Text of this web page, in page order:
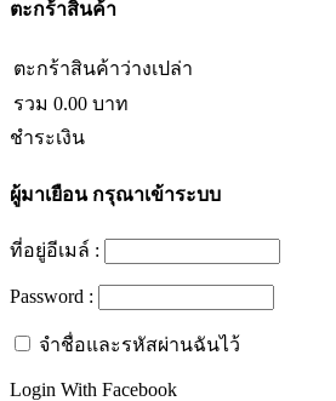
ตะกร้าสินค้า
ตะกร้าสินค้าว่างเปล่า
รวม 0.00 บาท
ชำระเงิน
ผู้มาเยือนกรุณาเข้าระบบ
ที่อยู่อีเมล์ :
Password :
จำชื่อและรหัสผ่านฉันไว้
Login With Facebook